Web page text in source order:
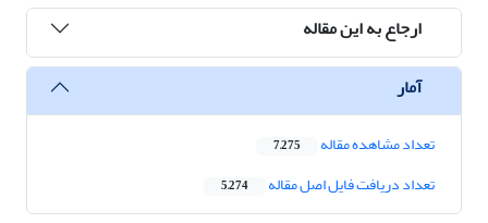
ارجاع به این مقاله
آمار
تعداد مشاهده مقاله 7,275
تعداد دریافت فایل اصل مقاله 5,274